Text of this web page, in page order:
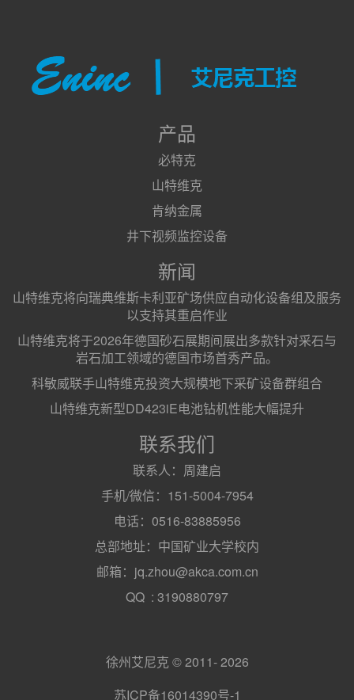
产品
必特克
山特维克
肯纳金属
井下视频监控设备
新闻
山特维克将向瑞典维斯卡利亚矿场供应自动化设备组及服务
以支持其重启作业
山特维克将于2026年德国砂石展期间展出多款针对采石与
岩石加工领域的德国市场首秀产品。
科敏威联手山特维克投资大规模地下采矿设备群组合
山特维克新型DD423iE电池钻机性能大幅提升
联系我们
联系人：周建启
手机/微信：151-5004-7954
电话：0516-83885956
总部地址：中国矿业大学校内
邮箱：jq.zhou@akca.com.cn
QQ : 3190880797
徐州艾尼克 © 2011- 2026
苏ICP备16014390号-1